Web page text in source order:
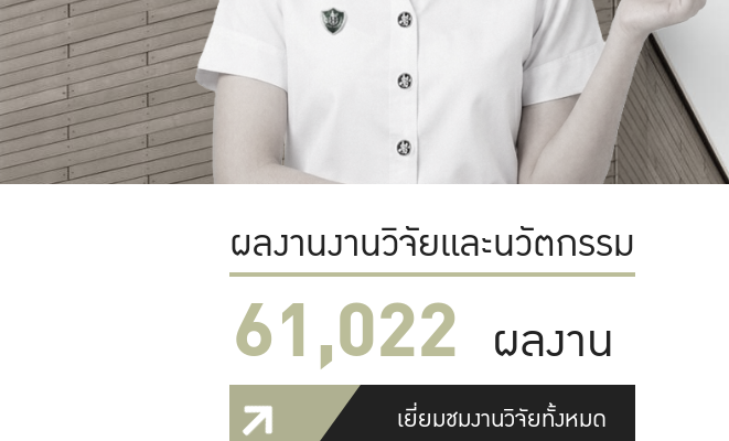
ผลงานงานวิจัยและนวัตกรรม
61,022 ผลงาน
เยี่ยมชมงานวิจัยทั้งหมด